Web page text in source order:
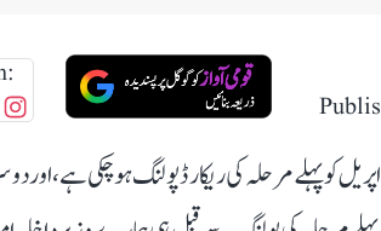
مغربی بنگال میں اسمبلی انتخابات چل رہے ہیں۔ 23 اپریل کو پہلے مرحلہ کی ریکارڈ